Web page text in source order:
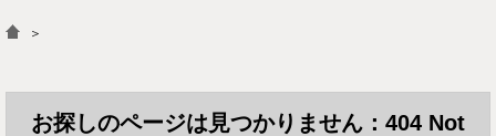
＞
お探しのページは見つかりません：404 Not